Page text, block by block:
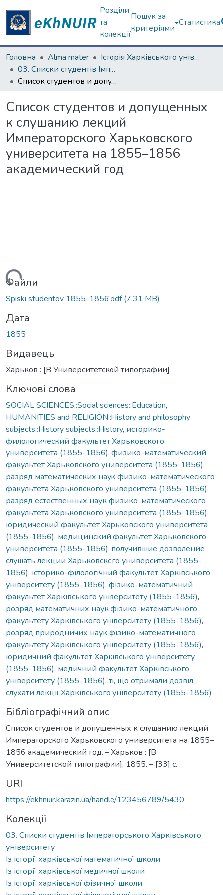
Розділи
та
колекції
Пошук за
критеріями
Статистика
Головна Alma mater
Історія Харківського університету
03. Списки студентів Імператорського Харківського університету
Список студентов и допущенных к слушанию лекций Императорского Харьковского университета на 1855–1856 академический год
Список студентов и допущенных
к слушанию лекций
Императорского Харьковского
университета на 1855–1856
академический год
Файли
Spiski studentov 1855-1856.pdf(7,31 MB)
Дата
1855
Видавець
Харьков : [В Университетской типографии]
Ключові слова
SOCIAL SCIENCES::Social sciences::Education,
HUMANITIES and RELIGION::History and philosophy
subjects::History subjects::History, историко-
филологический факультет Харьковского
университета (1855-1856), физико-математический
факультет Харьковского университета (1855-1856),
разряд математических наук физико-математического
факультета Харьковского университета (1855-1856),
разряд естественных наук физико-математического
факультета Харьковского университета (1855-1856),
юридический факультет Харьковского университета
(1855-1856), медицинский факультет Харьковского
университета (1855-1856), получившие дозволение
слушать лекции Харьковского университета (1855-
1856), історико-філологічний факультет Харківського
університету (1855-1856), фізико-математичний
факультет Харківського університету (1855-1856),
розряд математичних наук фізико-математичного
факультету Харківського університету (1855-1856),
розряд природничих наук фізико-математичного
факультету Харківського університету (1855-1856),
юридичний факультет Харківського університету
(1855-1856), медичний факультет Харківського
університету (1855-1856), ті, що отримали дозвіл
слухати лекції Харківського університету (1855-1856)
Бібліографічний опис
Список студентов и допущенных к слушанию лекций
Императорского Харьковского университета на 1855–
1856 академический год. – Харьков : [В
Университетской типографии], 1855. – [33] с.
URI
https://ekhnuir.karazin.ua/handle/123456789/5430
Колекції
03. Списки студентів Імператорського Харківського
університету
Із історії харківської математичної школи
Із історії харківської медичної школи
Із історії харківської фізичної школи